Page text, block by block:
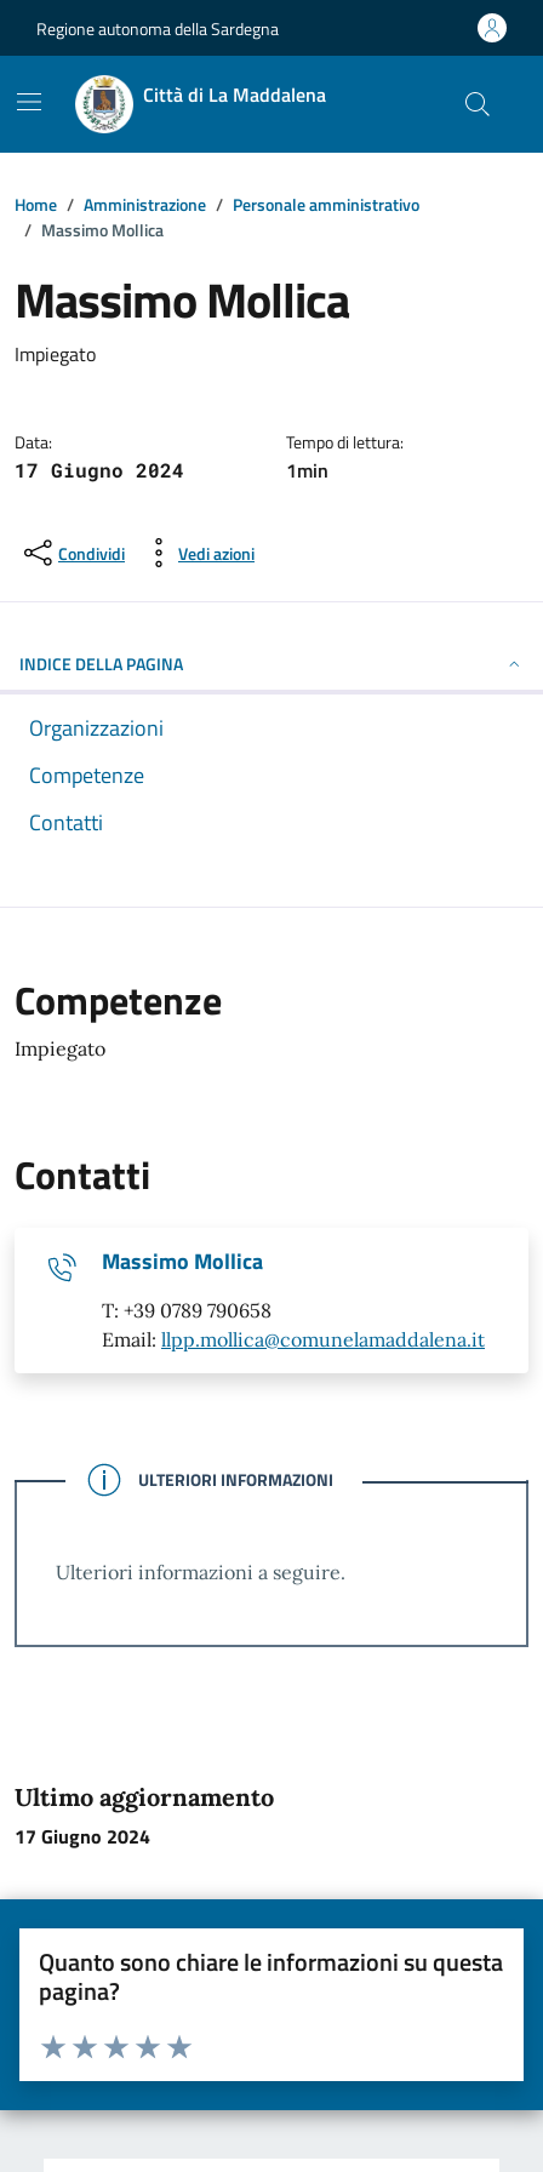
Regione autonoma della Sardegna
Città di La Maddalena
Home Amministrazione
Personale amministrativo
Massimo Mollica
Massimo Mollica
Dettagli della notizia
Impiegato
Data:
17 Giugno 2024
Tempo di lettura:
1min
Condividi Vedi azioni
INDICE DELLA PAGINA
Organizzazioni
Competenze
Contatti
Competenze
Impiegato
Contatti
Massimo Mollica
T: +39 0789 790658
Email: llpp.mollica@comunelamaddalena.it
CONFERMATO
ULTERIORI INFORMAZIONI
Ulteriori informazioni a seguire.
Ultimo aggiornamento
17 Giugno 2024
Quanto sono chiare le informazioni su questa
pagina?
Valuta da 1 a 5 stelle la pagina
Valuta 5 stelle su 5
Valuta 4 stelle su 5
Valuta 3 stelle su 5
Valuta 2 stelle su 5
Valuta una stella su 5